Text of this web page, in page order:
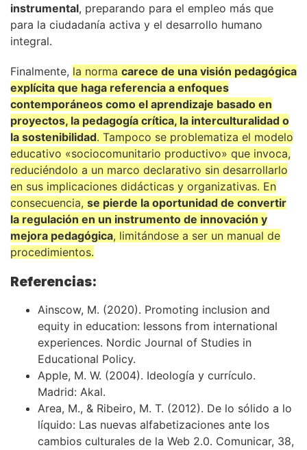
instrumental, preparando para el empleo más que
para la ciudadanía activa y el desarrollo humano
integral.
Finalmente, la norma carece de una visión pedagógica
explícita que haga referencia a enfoques
contemporáneos como el aprendizaje basado en
proyectos, la pedagogía crítica, la interculturalidad o
la sostenibilidad. Tampoco se problematiza el modelo
educativo «sociocomunitario productivo» que invoca,
reduciéndolo a un marco declarativo sin desarrollarlo
en sus implicaciones didácticas y organizativas. En
consecuencia, se pierde la oportunidad de convertir
la regulación en un instrumento de innovación y
mejora pedagógica, limitándose a ser un manual de
procedimientos.
Referencias:
Ainscow, M. (2020). Promoting inclusion and
equity in education: lessons from international
experiences. Nordic Journal of Studies in
Educational Policy.
Apple, M. W. (2004). Ideología y currículo.
Madrid: Akal.
Area, M., & Ribeiro, M. T. (2012). De lo sólido a lo
líquido: Las nuevas alfabetizaciones ante los
cambios culturales de la Web 2.0. Comunicar, 38,